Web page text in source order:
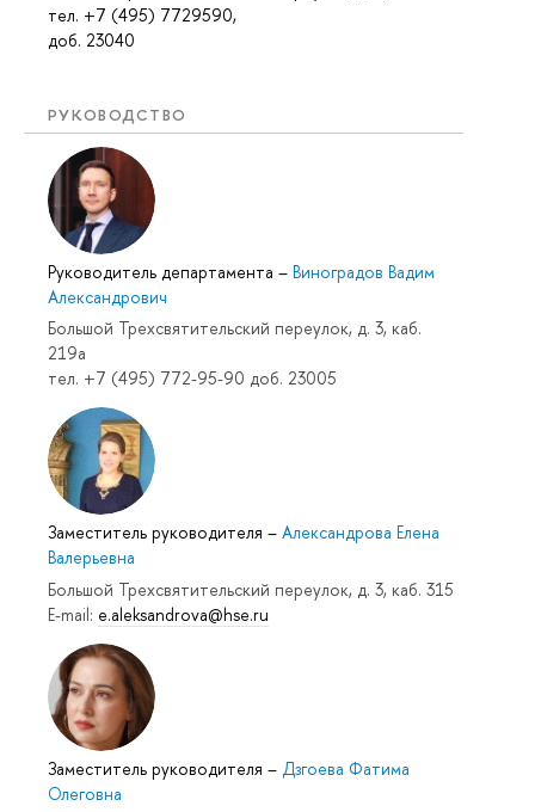
тел. +7 (495) 7729590,
доб. 23040
РУКОВОДСТВО
Руководитель департамента – Виноградов Вадим
Александрович
Большой Трехсвятительский переулок, д. 3, каб.
219a
тел. +7 (495) 772-95-90 доб. 23005
Заместитель руководителя – Александрова Елена
Валерьевна
Большой Трехсвятительский переулок, д. 3, каб. 315
E-mail: e.aleksandrova@hse.ru
Заместитель руководителя – Дзгоева Фатима
Олеговна